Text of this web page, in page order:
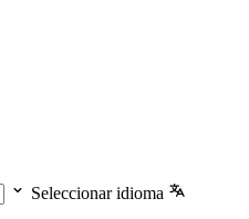
Seleccionar idioma